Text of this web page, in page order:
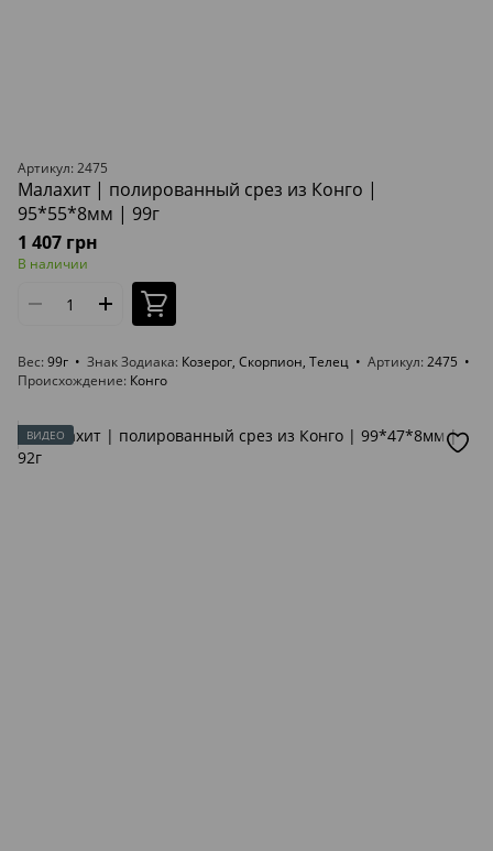
Артикул: 2475
Малахит | полированный срез из Конго |
95*55*8мм | 99г
1 407 грн
В наличии
Вес 99г Знак Зодиака Козерог, Скорпион, Телец Артикул 2475
Происхождение Конго
ВИДЕО